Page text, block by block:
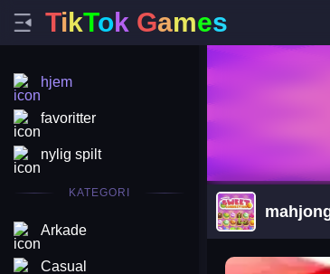
TikTok Games
hjem
favoritter
nylig spilt
KATEGORI
Arkade
Casual arena king